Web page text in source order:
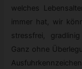
welches
immer hat, wir
stressfrei,
Ganz ohne